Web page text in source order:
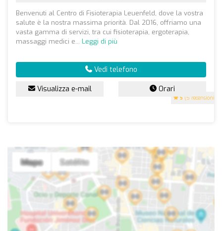
5 (5 recensioni)
Benvenuti al Centro di Fisioterapia Leuenfeld, dove la vostra
salute è la nostra massima priorità. Dal 2016, offriamo una
vasta gamma di servizi, tra cui fisioterapia, ergoterapia,
massaggi medici e... Leggi di più
Vedi telefono
Visualizza e-mail Orari